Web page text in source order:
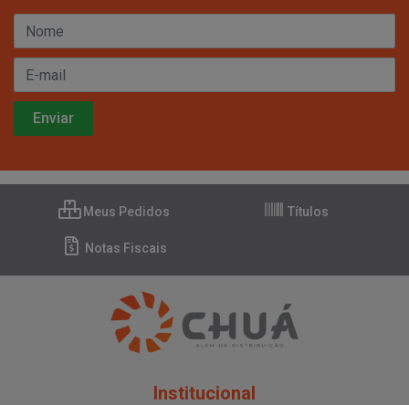
Meus Pedidos Títulos
Notas Fiscais
Institucional